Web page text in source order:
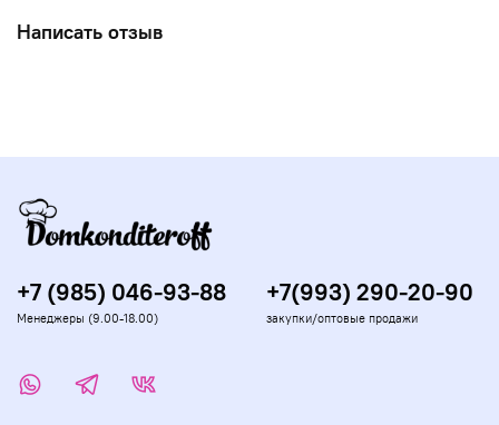
Написать отзыв
+7 (985) 046-93-88
Менеджеры (9.00-18.00)
+7(993) 290-20-90
закупки/оптовые продажи